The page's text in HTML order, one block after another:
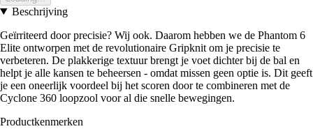
Beschrijving
Geïrriteerd door precisie? Wij ook. Daarom hebben we de Phantom 6
Elite ontworpen met de revolutionaire Gripknit om je precisie te
verbeteren. De plakkerige textuur brengt je voet dichter bij de bal en
helpt je alle kansen te beheersen - omdat missen geen optie is. Dit geeft
je een oneerlijk voordeel bij het scoren door te combineren met de
Cyclone 360 loopzool voor al die snelle bewegingen.
Productkenmerken